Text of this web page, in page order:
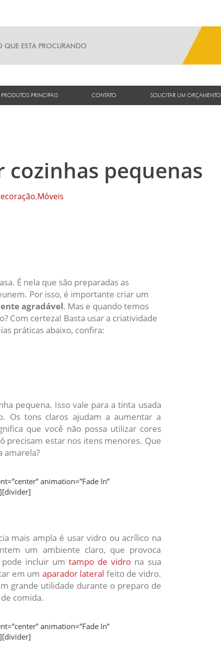
PRODUTOS PRINCIPAIS CONTATO SOLICITAR UM ORÇAMENTO
cozinhas pequenas
,Móveis
É nela que são preparadas as
Por isso, é importante criar um
agradável. Mas e quando temos
Com certeza! Basta usar a criatividade
práticas abaixo, confira:
pequena. Isso vale para a tinta usada
Os tons claros ajudam a aumentar a
que você não possa utilizar cores
precisam estar nos itens menores. Que
amarela?
animation=”Fade In”
mais ampla é usar vidro ou acrílico na
um ambiente claro, que provoca
pode incluir umtampo de vidro na sua
em um aparador lateral feito de vidro.
grande utilidade durante o preparo de
comida.
animation=”Fade In”